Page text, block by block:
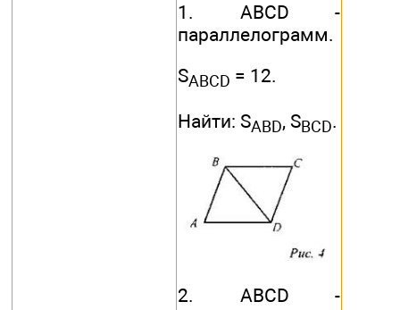
1. ABCD -
параллелограмм.
SABCD = 12.
Найти: SABD, SBCD.
2. ABCD -